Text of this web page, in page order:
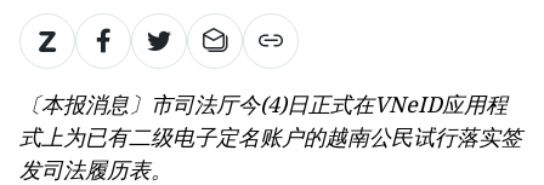
〔本报消息〕市司法厅今(4)日正式在VNeID应用程
式上为已有二级电子定名账户的越南公民试行落实签
发司法履历表。